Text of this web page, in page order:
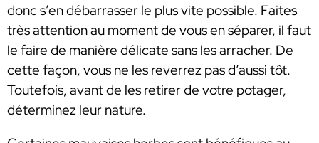
donc s’en débarrasser le plus vite possible. Faites
très attention au moment de vous en séparer, il faut
le faire de manière délicate sans les arracher. De
cette façon, vous ne les reverrez pas d’aussi tôt.
Toutefois, avant de les retirer de votre potager,
déterminez leur nature.